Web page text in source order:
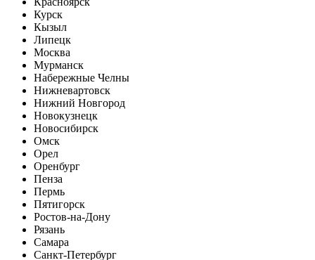
Курск
Кызыл
Липецк
Москва
Мурманск
Набережные Челны
Нижневартовск
Нижний Новгород
Новокузнецк
Новосибирск
Омск
Орел
Оренбург
Пенза
Пермь
Пятигорск
Ростов-на-Дону
Рязань
Самара
Санкт-Петербург